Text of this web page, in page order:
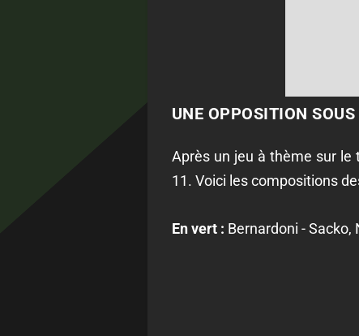
UNE OPPOSITION
Après un jeu à thème sur le
11. Voici les compositions
En vert : Bernardoni - Sacko,